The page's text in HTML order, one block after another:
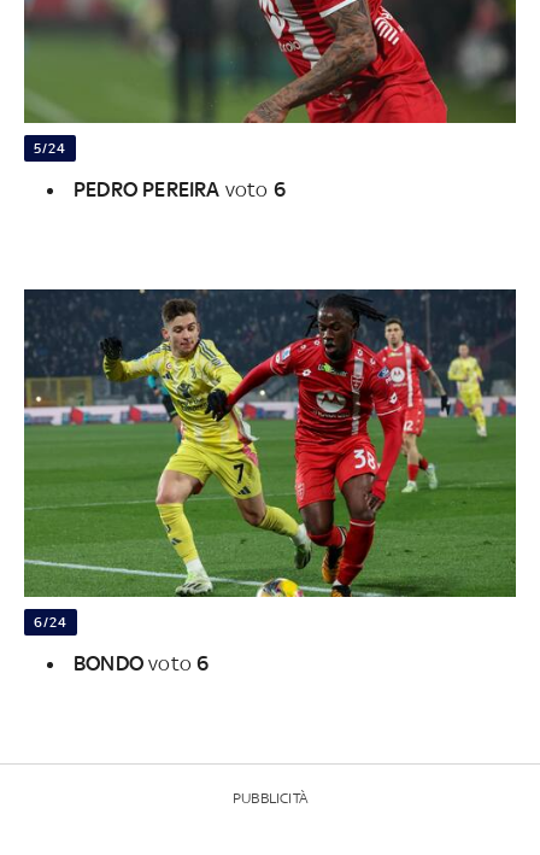
5/24
PEDRO PEREIRA voto 6
6/24
BONDOvoto6
PUBBLICITÀ